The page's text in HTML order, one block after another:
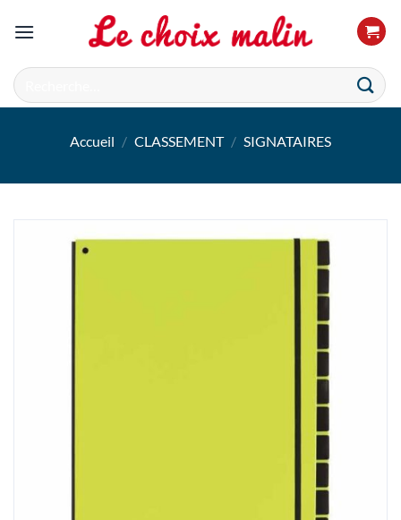
Recherche
pour :
Accueil / CLASSEMENT / SIGNATAIRES